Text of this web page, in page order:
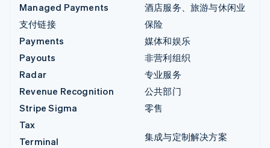
Managed Payments
支付链接
Payments
Payouts
Radar
Revenue Recognition
Stripe Sigma
Tax
Terminal
酒店服务、旅游与休闲业
保险
媒体和娱乐
非营利组织
专业服务
公共部门
零售
集成与定制解决方案